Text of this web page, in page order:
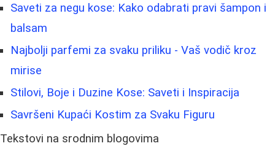
Saveti za negu kose: Kako odabrati pravi šampon i
balsam
Najbolji parfemi za svaku priliku - Vaš vodič kroz
mirise
Stilovi, Boje i Duzine Kose: Saveti i Inspiracija
Savršeni Kupaći Kostim za Svaku Figuru
Tekstovi na srodnim blogovima